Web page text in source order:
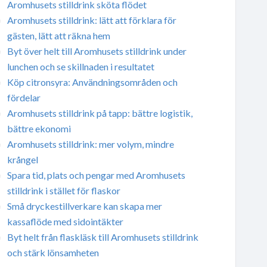
Aromhusets stilldrink sköta flödet
Aromhusets stilldrink: lätt att förklara för
gästen, lätt att räkna hem
Byt över helt till Aromhusets stilldrink under
lunchen och se skillnaden i resultatet
Köp citronsyra: Användningsområden och
fördelar
Aromhusets stilldrink på tapp: bättre logistik,
bättre ekonomi
Aromhusets stilldrink: mer volym, mindre
krångel
Spara tid, plats och pengar med Aromhusets
stilldrink i stället för flaskor
Små dryckestillverkare kan skapa mer
kassaflöde med sidointäkter
Byt helt från flaskläsk till Aromhusets stilldrink
och stärk lönsamheten